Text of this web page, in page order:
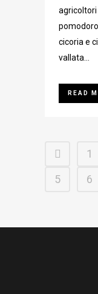
cicoria e
vallata...
READ
1
5
6